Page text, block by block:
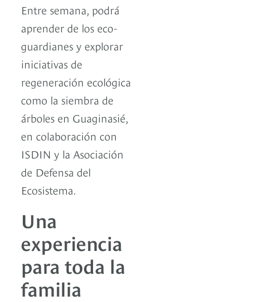
Entre semana, podrá
aprender de los eco-
guardianes y explorar
iniciativas de
regeneración ecológica
como la siembra de
árboles en Guaginasié,
en colaboración con
ISDIN y la Asociación
de Defensa del
Ecosistema.
Una
experiencia
para toda la
familia